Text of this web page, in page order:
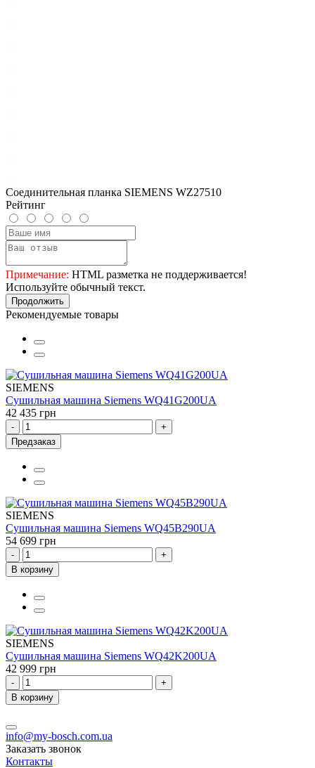
Соединительная планка SIEMENS WZ27510
Рейтинг
Примечание: HTML разметка не поддерживается!
Используйте обычный текст.
Продолжить
Рекомендуемые товары
SIEMENS
Сушильная машина Siemens WQ41G200UA
42 435 грн
-
+
Предзаказ
SIEMENS
Сушильная машина Siemens WQ45B290UA
54 699 грн
-
+
В корзину
SIEMENS
Сушильная машина Siemens WQ42K200UA
42 999 грн
-
+
В корзину
info@my-bosch.com.ua
Заказать звонок
Контакты